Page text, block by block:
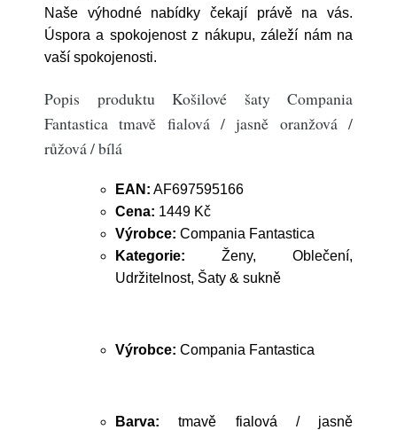
Naše výhodné nabídky čekají právě na vás.
Úspora a spokojenost z nákupu, záleží nám na
vaší spokojenosti.
Popis produktu Košilové šaty Compania
Fantastica tmavě fialová / jasně oranžová /
růžová / bílá
EAN: AF697595166
Cena: 1449 Kč
Výrobce: Compania Fantastica
Kategorie: Ženy, Oblečení,
Udržitelnost, Šaty & sukně
Výrobce: Compania Fantastica
Barva:tmavě fialová / jasně